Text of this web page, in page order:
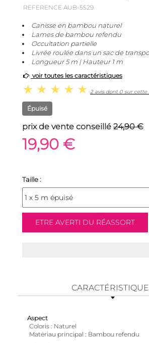
REFERENCE AUB-5529
Canisse en bambou naturel
Lames de bambou refendu
Occultation partielle
Livrée roulée dans un sac de
Longueur 5 m | Hauteur 1 m
voir toutes les caractéristiques
2 avis dont 0 sur cette
Épuisé
prix de vente conseillé 24,90 €
19,90 €
Taille :
Aspect
Coloris
Naturel
Matériau principal
Bambou refendu